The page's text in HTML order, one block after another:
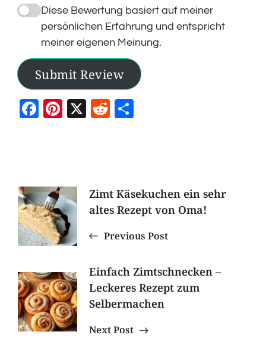
Diese Bewertung basiert auf meiner
persönlichen Erfahrung und entspricht
meiner eigenen Meinung.
Submit Review
Facebook
Pinterest
X Reddit
Post
Navigation
Zimt Käsekuchen ein sehr
altes Rezept von Oma!
Previous Post
Einfach Zimtschnecken –
Leckeres Rezept zum
Selbermachen
Next Post